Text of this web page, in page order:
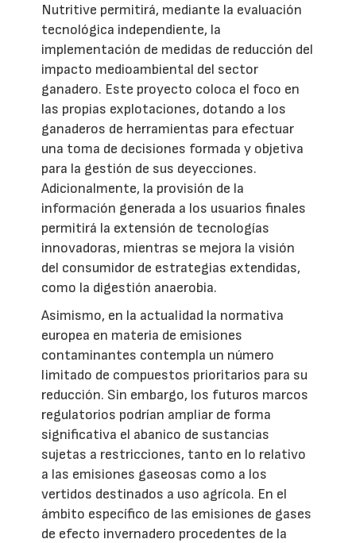
Nutritive permitirá, mediante la evaluación
tecnológica independiente, la
implementación de medidas de reducción del
impacto medioambiental del sector
ganadero. Este proyecto coloca el foco en
las propias explotaciones, dotando a los
ganaderos de herramientas para efectuar
una toma de decisiones formada y objetiva
para la gestión de sus deyecciones.
Adicionalmente, la provisión de la
información generada a los usuarios finales
permitirá la extensión de tecnologías
innovadoras, mientras se mejora la visión
del consumidor de estrategias extendidas,
como la digestión anaerobia.
Asimismo, en la actualidad la normativa
europea en materia de emisiones
contaminantes contempla un número
limitado de compuestos prioritarios para su
reducción. Sin embargo, los futuros marcos
regulatorios podrían ampliar de forma
significativa el abanico de sustancias
sujetas a restricciones, tanto en lo relativo
a las emisiones gaseosas como a los
vertidos destinados a uso agrícola. En el
ámbito específico de las emisiones de gases
de efecto invernadero procedentes de la